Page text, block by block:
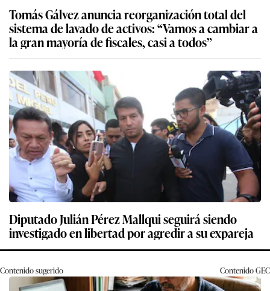
Tomás Gálvez anuncia reorganización total del
sistema de lavado de activos: “Vamos a cambiar a
la gran mayoría de fiscales, casi a todos”
Diputado Julián Pérez Mallqui seguirá siendo
investigado en libertad por agredir a su expareja
Contenido sugerido ContenidoGEC